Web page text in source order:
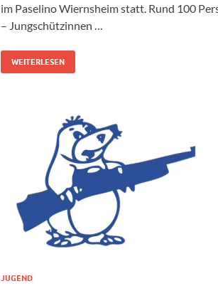
im Paselino Wiernsheim statt. Rund 100
– Jungschützinnen …
WEITERLESEN
JUGEND